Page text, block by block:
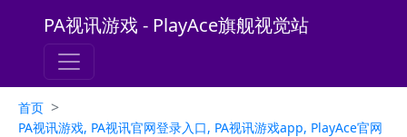
PA视讯游戏 - PlayAce旗舰视觉站
首页 >
PA视讯游戏, PA视讯官网登录入口, PA视讯游戏app, PlayAce官网